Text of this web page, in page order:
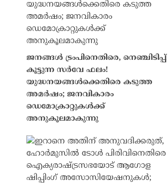
ജനങ്ങൾ ട്രംപിനെതിരെ, നെഞ്ചിടിപ്പ്
കൂട്ടുന്ന സർവേ ഫലം!
യുദ്ധനയങ്ങൾക്കെതിരെ കടുത്ത
അമർഷം; ജനവികാരം
ഡെമോക്രാറ്റുകൾക്ക്
അനുകൂലമാകുന്നു